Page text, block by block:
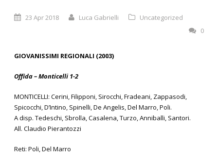
23 Apr 2018 Luca Gabrielli
Uncategorized
0
GIOVANISSIMI REGIONALI (2003)
Offida – Monticelli 1-2
MONTICELLI: Cerini, Filipponi, Sirocchi, Fradeani, Zappasodi,
Spicocchi, D’Intino, Spinelli, De Angelis, Del Marro, Poli.
A disp. Tedeschi, Sbrolla, Casalena, Turzo, Anniballi, Santori.
All. Claudio Pierantozzi
Reti: Poli, Del Marro